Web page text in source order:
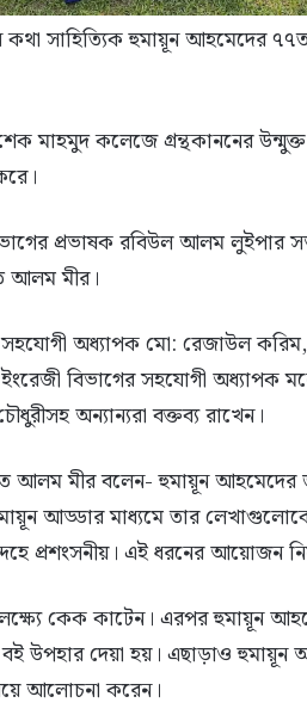
সাহিত্যিক হুমায়ূন আহমেদের
কলেজে গ্রন্থকাননের উন্মুক্ত
প্রভাষক রবিউল আলম লুইপার
আলম মীর।
অধ্যাপক মো: রেজাউল করিম,
বিভাগের সহযোগী অধ্যাপক
অন্যান্যরা বক্তব্য রাখেন।
মীর বলেন- হুমায়ূন আহমেদের
আড্ডার মাধ্যমে তার
প্রশংসনীয়। এই ধরনের আয়োজন
কেক কাটেন। এরপর হুমায়ূন
উপহার দেয়া হয়। এছাড়াও হুমায়ূন
আলোচনা করেন।